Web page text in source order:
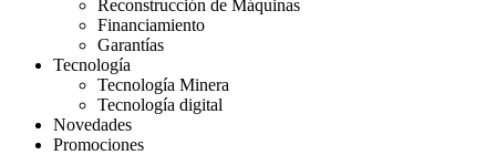
Reconstrucción de Máquinas
Financiamiento
Garantías
Tecnología
Tecnología Minera
Tecnología digital
Novedades
Promociones